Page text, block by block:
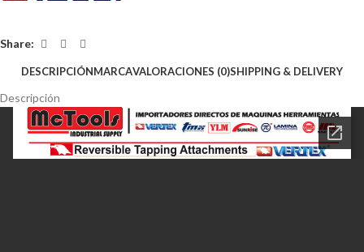
Share:
DESCRIPCIÓNMARCAVALORACIONES (0)SHIPPING & DELIVERY
Descripción